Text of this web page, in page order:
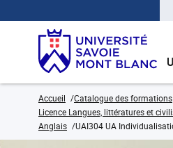
Accueil Catalogue des formations
Licence Langues, littératures et
Anglais
UAI304 UA